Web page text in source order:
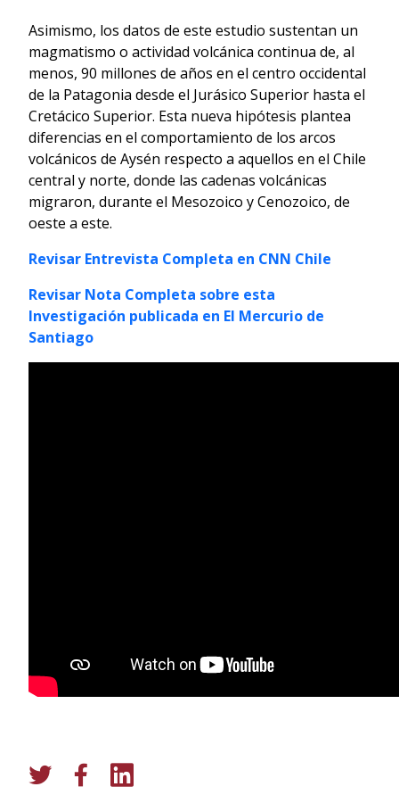
Asimismo, los datos de este estudio sustentan un
magmatismo o actividad volcánica continua de, al
menos, 90 millones de años en el centro occidental
de la Patagonia desde el Jurásico Superior hasta el
Cretácico Superior. Esta nueva hipótesis plantea
diferencias en el comportamiento de los arcos
volcánicos de Aysén respecto a aquellos en el Chile
central y norte, donde las cadenas volcánicas
migraron, durante el Mesozoico y Cenozoico, de
oeste a este.
Revisar Entrevista Completa en CNN Chile
Revisar Nota Completa sobre esta
Investigación publicada en El Mercurio de
Santiago